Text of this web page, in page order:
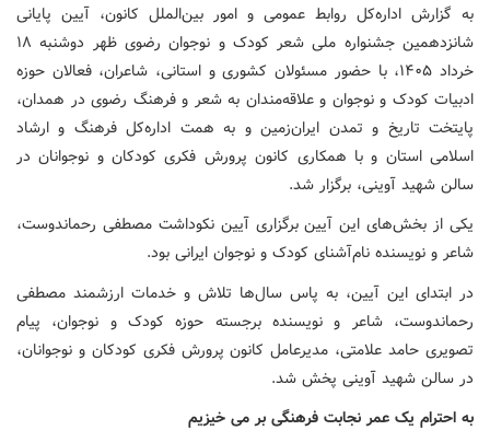
به گزارش اداره‌کل روابط عمومی و امور بین‌الملل کانون،‌ آیین پایانی
شانزدهمین جشنواره ملی شعر کودک و نوجوان رضوی ظهر دوشنبه ۱۸
خرداد ۱۴۰۵، با حضور مسئولان کشوری و استانی، شاعران، فعالان حوزه
ادبیات کودک و نوجوان و علاقه‌مندان به شعر و فرهنگ رضوی در همدان،‌
پایتخت تاریخ و تمدن ایران‌زمین و به همت اداره‌کل فرهنگ و ارشاد
اسلامی استان و با همکاری کانون پرورش فکری کودکان و نوجوانان در
سالن شهید آوینی،‌ برگزار شد.
یکی از بخش‌های این آیین برگزاری آیین نکوداشت مصطفی رحماندوست،‌
شاعر و نویسنده نام‌آشنای کودک و نوجوان ایرانی بود.
در ابتدای این آیین، به پاس سال‌ها تلاش و خدمات ارزشمند مصطفی
رحماندوست، شاعر و نویسنده برجسته حوزه کودک و نوجوان، پیام
تصویری حامد علامتی، مدیرعامل کانون پرورش فکری کودکان و نوجوانان،
در سالن شهید آوینی پخش شد.
به احترام یک عمر نجابت فرهنگی بر می خیزیم